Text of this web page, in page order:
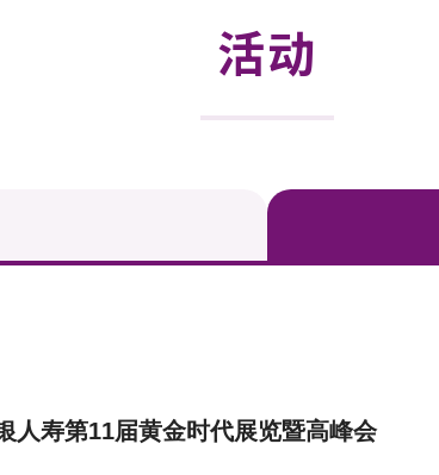
活动
人寿第11届黄金时代展览暨高峰会